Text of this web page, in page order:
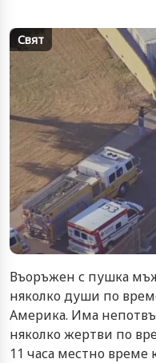
Свят
Въоръжен с пушка мъж
няколко души по
Америка. Има
няколко жертви по
11 часа местно време